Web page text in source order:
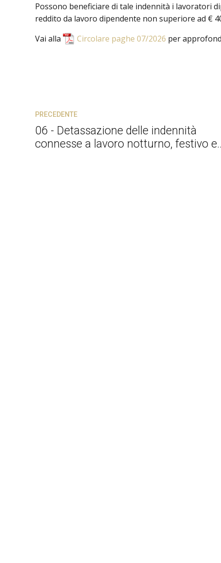
Possono beneficiare di tale indennità i lavoratori
reddito da lavoro dipendente non superiore ad €
Vai alla
Circolare paghe 07/2026 per
PRECEDENTE
06 - Detassazione delle indennità
connesse a lavoro notturno, festivo e